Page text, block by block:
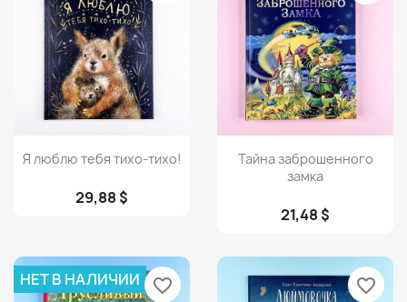
Просмотр
Я люблю тебя тихо-тихо!
29,88 $
Просмотр
Тайна заброшенного
замка
21,48 $
НЕТ В НАЛИЧИИ favorite_border favorite_border